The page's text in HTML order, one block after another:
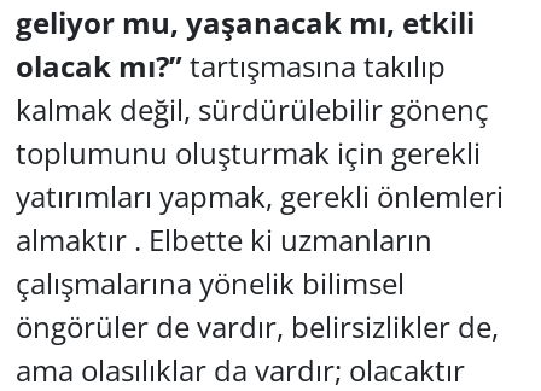
geliyor mu, yaşanacak mı, etkili
olacak mı?”tartışmasına takılıp
kalmak değil, sürdürülebilir gönenç
toplumunu oluşturmak için gerekli
yatırımları yapmak, gerekli önlemleri
almaktır . Elbette ki uzmanların
çalışmalarına yönelik bilimsel
öngörüler de vardır, belirsizlikler de,
ama olasılıklar da vardır; olacaktır